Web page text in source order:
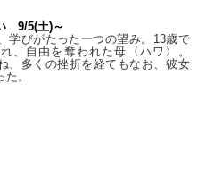
9/5(土)～
学びがたった一つの望み。13歳で
、自由を奪われた母〈ハワ〉。
多くの挫折を経てもなお、彼女
。